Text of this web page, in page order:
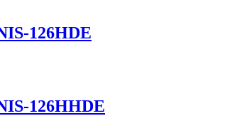
126HDE
126HHDE